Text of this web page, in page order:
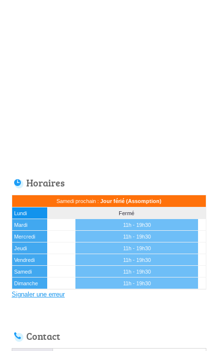
Horaires
Samedi prochain : Jour férié (Assomption)
Lundi
Fermé
Mardi
11h - 19h30
Mercredi
11h - 19h30
Jeudi
11h - 19h30
Vendredi
11h - 19h30
Samedi
11h - 19h30
Dimanche
11h - 19h30
Signaler une erreur
Contact